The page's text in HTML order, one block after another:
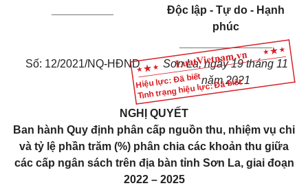
Hiệu lực: Đã biết
Tình trạng hiệu lực: Đã biết
Độc lập - Tự do - Hạnh
phúc
_______________
Số: 12/2021/NQ-HĐND
Sơn La, ngày 19 tháng 11
năm 2021
NGHỊ QUYẾT
Ban hành Quy định phân cấp nguồn thu, nhiệm vụ chi
và tỷ lệ phần trăm (%) phân chia các khoản thu giữa
các cấp ngân sách trên địa bàn tỉnh Sơn La, giai đoạn
2022 – 2025